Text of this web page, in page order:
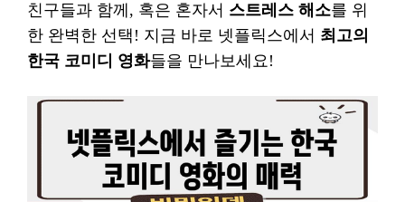
친구들과 함께, 혹은 혼자서 스트레스 해소를 위
한 완벽한 선택! 지금 바로 넷플릭스에서 최고의
한국 코미디 영화들을 만나보세요!